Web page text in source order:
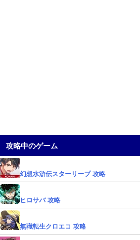
攻略中のゲーム
幻想水滸伝スターリープ 攻略
ヒロサバ 攻略
無職転生クロエコ 攻略